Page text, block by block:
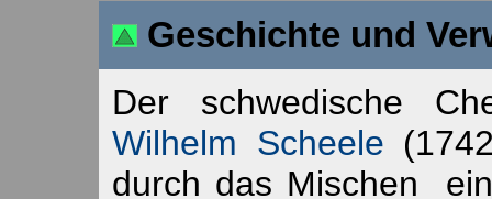
Geschichte und
Der schwedische
Wilhelm Scheele
durch das Mischen